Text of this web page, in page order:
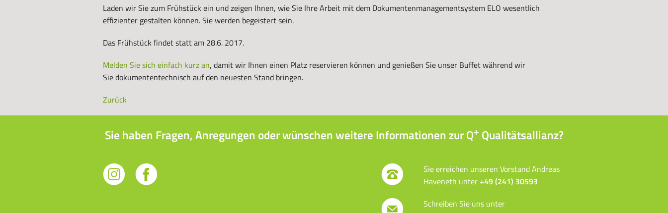
Laden wir Sie zum Frühstück ein und zeigen Ihnen, wie Sie Ihre Arbeit mit dem Dokumentenmanagementsystem ELO wesentlich
effizienter gestalten können. Sie werden begeistert sein.
Das Frühstück findet statt am 28.6. 2017.
Melden Sie sich einfach kurz an, damit wir Ihnen einen Platz reservieren können und genießen Sie unser Buffet während wir
Sie dokumententechnisch auf den neuesten Stand bringen.
Zurück
Sie haben Fragen, Anregungen oder wünschen weitere Informationen zur Q+ Qualitätsallianz?
Sie erreichen unseren Vorstand Andreas
Haveneth unter+49 (241) 30593
Schreiben Sie uns unter